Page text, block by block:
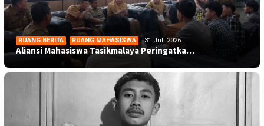
RUANG BERITA , RUANG MAHASISWA 31 Juli 2026
Aliansi Mahasiswa Tasikmalaya Peringatka…